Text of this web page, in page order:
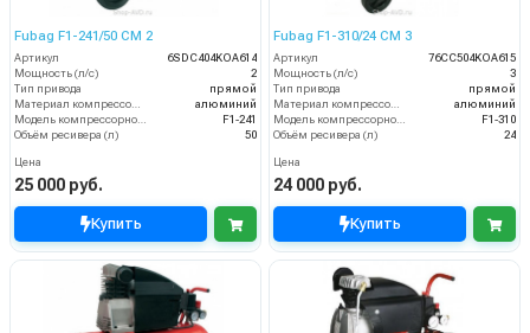
Fubag F1-241/50 CM 2
Артикул
6SDC404KOA614
Мощность (л/с)
2
Тип привода
прямой
Материал компрессорной головки
алюминий
Модель компрессорной головки
F1-241
Объём ресивера (л)
50
Цена
25 000 руб.
Купить
Fubag F1-310/24 CM 3
Артикул
76CC504KOA615
Мощность (л/с)
3
Тип привода
прямой
Материал компрессорной головки
алюминий
Модель компрессорной головки
F1-310
Объём ресивера (л)
24
Цена
24 000 руб.
Купить